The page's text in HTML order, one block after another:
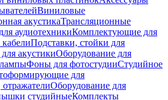
Виниловые
акустикаТрансляционные
аудиотехникиКомплектующие для
Подставки, стойки для
акустикиОборудование для
Фоны для фотостудииСтудийное
для
Оборудование для
студийныеКомплекты